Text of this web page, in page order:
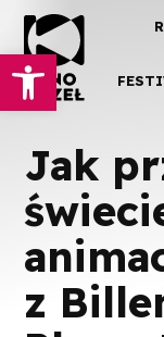
Otwórz
Jak
z